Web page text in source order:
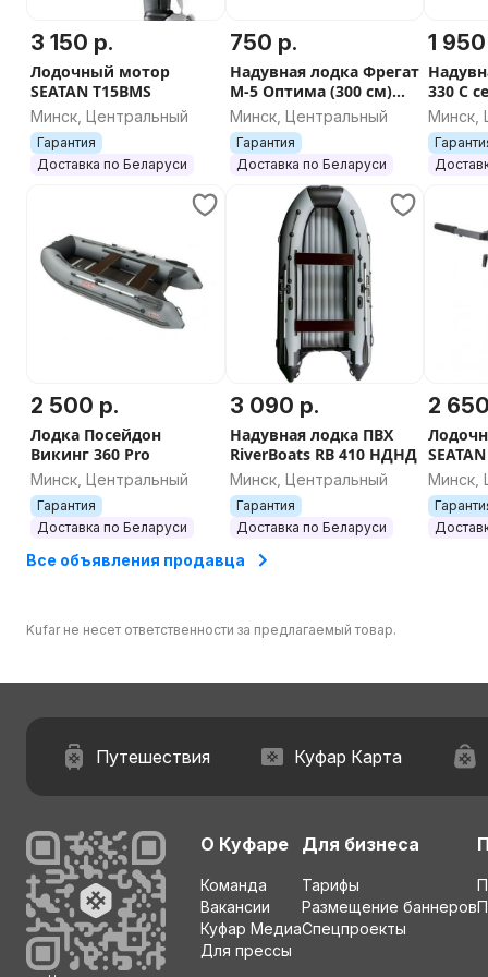
Мощность мотора (л.с.) 9.8
Тип швов Сварные
Барахолка Лодочника on Viber:
https://invite.viber.com/?
3 150 р.
Лодочный мотор
SEATAN T15BMS
Минск, Центральный
Гарантия
Доставка по Беларуси
750 р.
Надувная лодка Фрегат
М-5 Оптима (300 см)
Серый
Минск, Центральный
Гарантия
Доставка по Беларуси
1
330 С
Минск,
2 500 р.
Лодка Посейдон
Викинг 360 Pro
Минск, Центральный
Гарантия
Доставка по Беларуси
3 090 р.
Надувная лодка ПВХ
RiverBoats RB 410 НДНД
Минск, Центральный
Гарантия
Доставка по Беларуси
2
Минск,
Все объявления продавца
Kufar не несет ответственности за предлагаемый товар.
Путешествия Куфар Карта
О Куфаре
Команда
Вакансии
Куфар Медиа
Для прессы
Для бизнеса
Тарифы
Размещение баннеров
Спецпроекты